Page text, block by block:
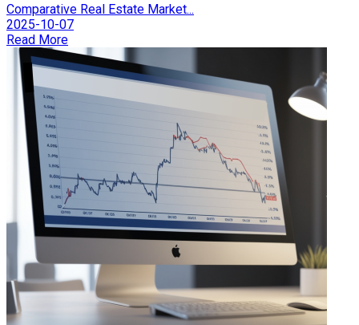
Comparative Real Estate Market...
2025-10-07
Read More